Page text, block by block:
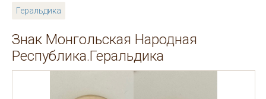
Геральдика
Знак Монгольская Народная
Республика.Геральдика